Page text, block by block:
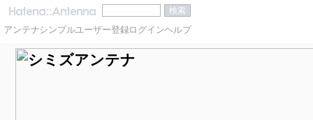
アンテナシンプルユーザー登録ログインヘルプ